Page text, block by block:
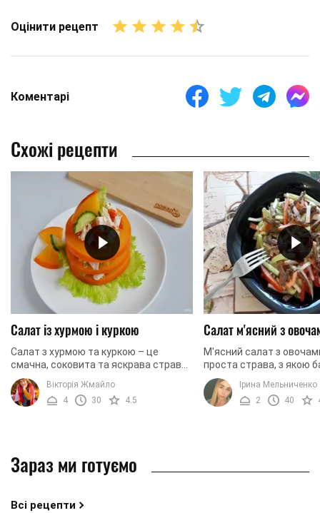
Оцінити рецепт
Коментарі
Схожі рецепти
Салат із хурмою і куркою
Салат з хурмою та куркою – це
смачна, соковита та яскрава страва,
яка зможе прикрасити ваш
святковий чи буденний стіл. Салат
легкий у приготуванні, ...
Вікторія Жмайло
4
30 4.5
Салат м'ясний з
М'ясний салат з
проста страва, з якою
знайомий. Однак ми
цікавий рецепт,
традиційні компоненти
Ірина Мельниченко
2
40
Зараз ми готуємо
Всі рецепти